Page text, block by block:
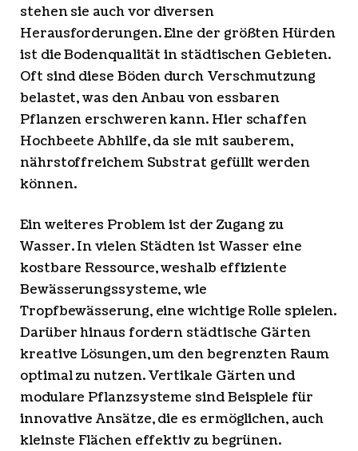
stehen sie auch vor diversen
Herausforderungen. Eine der größten Hürden
ist die Bodenqualität in städtischen Gebieten.
Oft sind diese Böden durch Verschmutzung
belastet, was den Anbau von essbaren
Pflanzen erschweren kann. Hier schaffen
Hochbeete Abhilfe, da sie mit sauberem,
nährstoffreichem Substrat gefüllt werden
können.
Ein weiteres Problem ist der Zugang zu
Wasser. In vielen Städten ist Wasser eine
kostbare Ressource, weshalb effiziente
Bewässerungssysteme, wie
Tropfbewässerung, eine wichtige Rolle spielen.
Darüber hinaus fordern städtische Gärten
kreative Lösungen, um den begrenzten Raum
optimal zu nutzen. Vertikale Gärten und
modulare Pflanzsysteme sind Beispiele für
innovative Ansätze, die es ermöglichen, auch
kleinste Flächen effektiv zu begrünen.